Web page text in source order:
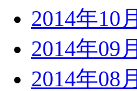
2014年10月
2014年09月
2014年08月